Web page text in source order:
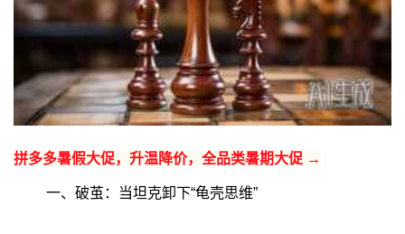
拼多多暑假大促，升温降价，全品类暑期大促 →
一、破茧：当坦克卸下“龟壳思维”